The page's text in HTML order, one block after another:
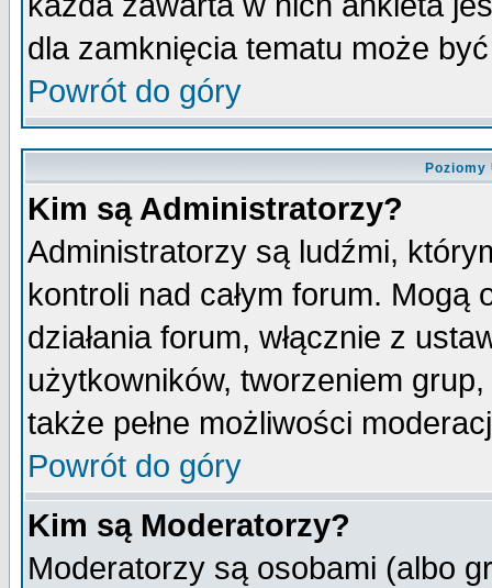
dla zamknięcia tematu może
Powrót do góry
Kim są Administratorzy?
Administratorzy są ludźmi,
kontroli nad całym forum.
działania forum, włącznie z
użytkowników, tworzeniem
także pełne możliwości
Powrót do góry
Kim są Moderatorzy?
Moderatorzy są osobami (albo